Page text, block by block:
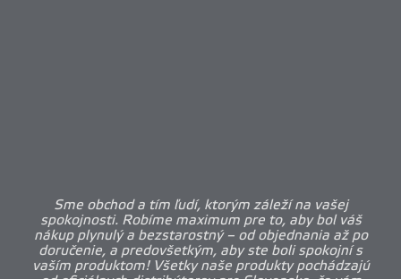
Sme obchod a tím ľudí, ktorým záleží na vašej
spokojnosti. Robíme maximum pre to, aby bol váš
nákup plynulý a bezstarostný – od objednania až po
doručenie, a predovšetkým, aby ste boli spokojní s
vaším produktom! Všetky naše produkty pochádzajú